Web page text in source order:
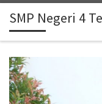
Skip to content
SMP Negeri 4